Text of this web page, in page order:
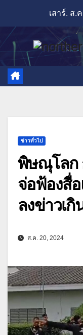
content
เสาร์. ส.
ข่าวทั่วไป
พิษณุโลก
จ่อฟ้องสื่
ลงข่าวเกิ
ส.ค. 20, 2024